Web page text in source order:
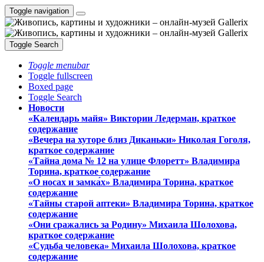
Toggle navigation
Toggle Search
Toggle menubar
Toggle fullscreen
Boxed page
Toggle Search
Новости
«Календарь майя» Виктории Ледерман, краткое
содержание
«Вечера на хуторе близ Диканьки» Николая Гоголя,
краткое содержание
«Тайна дома № 12 на улице Флоретт» Владимира
Торина, краткое содержание
«О носах и замка́х» Владимира Торина, краткое
содержание
«Тайны старой аптеки» Владимира Торина, краткое
содержание
«Они сражались за Родину» Михаила Шолохова,
краткое содержание
«Судьба человека» Михаила Шолохова, краткое
содержание